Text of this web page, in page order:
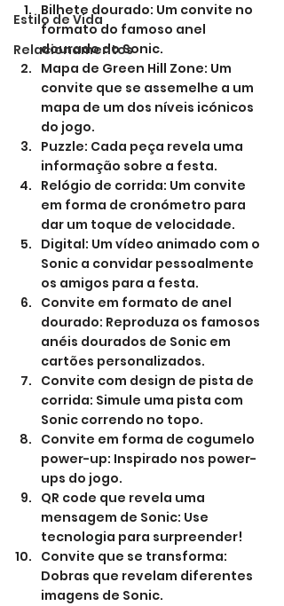
Estilo de Vida
Relacionamentos
Bilhete dourado: Um convite no
formato do famoso anel
dourado do Sonic.
Mapa de Green Hill Zone: Um
convite que se assemelhe a um
mapa de um dos níveis icónicos
do jogo.
Puzzle: Cada peça revela uma
informação sobre a festa.
Relógio de corrida: Um convite
em forma de cronómetro para
dar um toque de velocidade.
Digital: Um vídeo animado com o
Sonic a convidar pessoalmente
os amigos para a festa.
Convite em formato de anel
dourado: Reproduza os famosos
anéis dourados de Sonic em
cartões personalizados.
Convite com design de pista de
corrida: Simule uma pista com
Sonic correndo no topo.
Convite em forma de cogumelo
power-up: Inspirado nos power-
ups do jogo.
QR code que revela uma
mensagem de Sonic: Use
tecnologia para surpreender!
Convite que se transforma:
Dobras que revelam diferentes
imagens de Sonic.